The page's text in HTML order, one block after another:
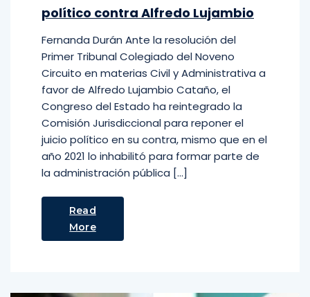
político contra Alfredo Lujambio
Fernanda Durán Ante la resolución del
Primer Tribunal Colegiado del Noveno
Circuito en materias Civil y Administrativa a
favor de Alfredo Lujambio Cataño, el
Congreso del Estado ha reintegrado la
Comisión Jurisdiccional para reponer el
juicio político en su contra, mismo que en el
año 2021 lo inhabilitó para formar parte de
la administración pública […]
Read
More